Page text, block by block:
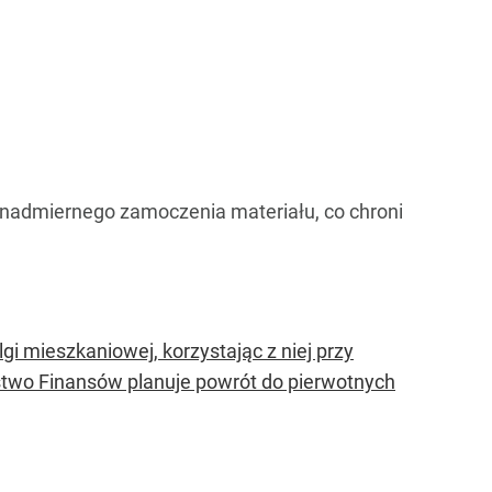
zamoczenia materiału, co chroni
mieszkaniowej, korzystając z niej przy
Finansów planuje powrót do pierwotnych